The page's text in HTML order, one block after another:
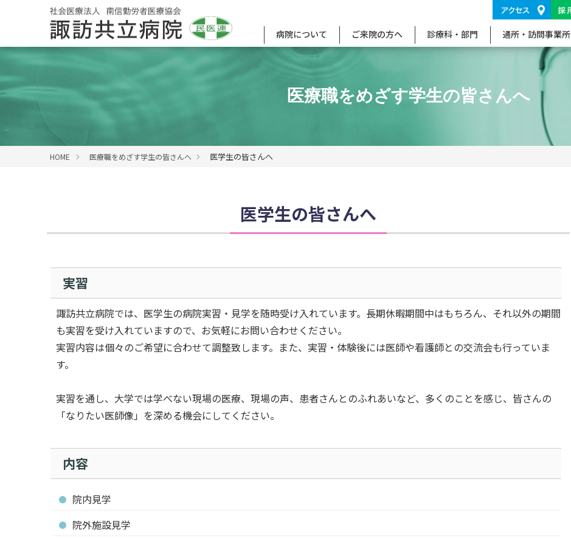
病院について ご来院の方へ 診療科・部門 通所・訪問事業所
医療職をめざす学生の皆さんへ
HOME 医療職をめざす学生の皆さんへ 医学生の皆さんへ
医学生の皆さんへ
実習
諏訪共立病院では、医学生の病院実習・見学を随時受け入れています。長期休暇期間中はもちろん、それ以外の期間
も実習を受け入れていますので、お気軽にお問い合わせください。
実習内容は個々のご希望に合わせて調整致します。また、実習・体験後には医師や看護師との交流会も行っていま
す。
実習を通し、大学では学べない現場の医療、現場の声、患者さんとのふれあいなど、多くのことを感じ、皆さんの
「なりたい医師像」を深める機会にしてください。
内容
院内見学
院外施設見学